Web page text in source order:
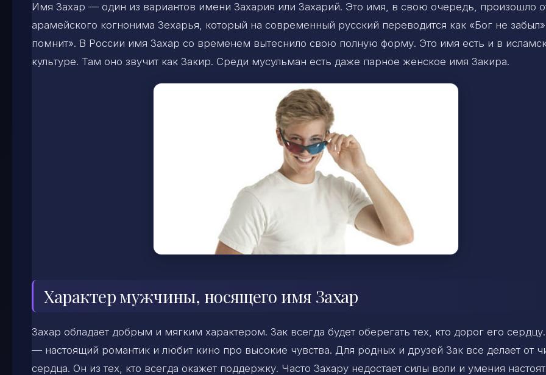
Имя Захар — один из вариантов имени Захария или Захарий. Это имя, в свою очередь, произошло
арамейского когнонима Зехарья, который на современный русский переводится как «Бог не
помнит». В России имя Захар со временем вытеснило свою полную форму. Это имя есть и в
культуре. Там оно звучит как Закир. Среди мусульман есть даже парное женское имя Закира.
Характер мужчины, носящего имя Захар
Захар обладает добрым и мягким характером. Зак всегда будет оберегать тех, кто дорог его
— настоящий романтик и любит кино про высокие чувства. Для родных и друзей Зак все делает от
сердца. Он из тех, кто всегда окажет поддержку. Часто Захару недостает силы воли и умения